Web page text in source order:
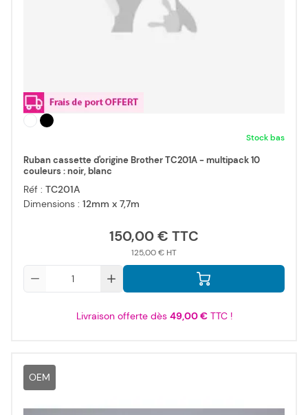
Stock bas
Ruban cassette d'origine Brother TC201A - multipack 10
couleurs : noir, blanc
Réf : TC201A
Dimensions : 12mm x 7,7m
150,00 €
125,00 €
Livraison offerte dès 49,00 €TTC !
OEM